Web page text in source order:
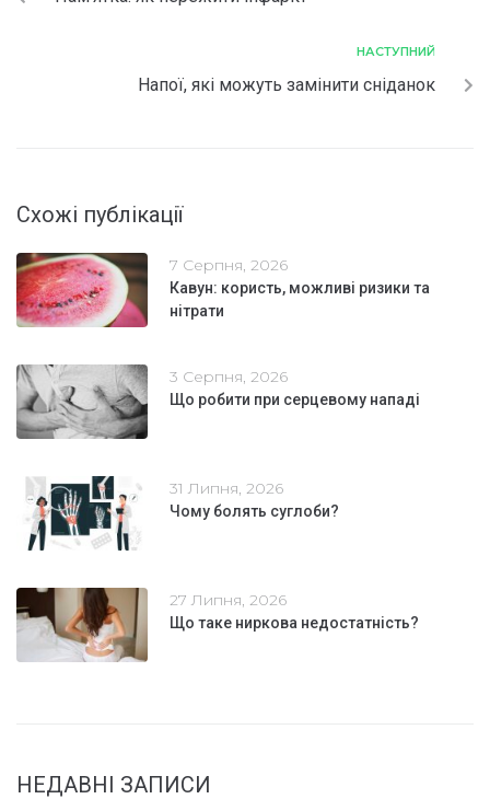
НАСТУПНИЙ
Напої, які можуть замінити сніданок
Схожі публікації
7 Серпня, 2026
Кавун: користь, можливі ризики та
нітрати
3 Серпня, 2026
Що робити при серцевому нападі
31 Липня, 2026
Чому болять суглоби?
27 Липня, 2026
Що таке ниркова недостатність?
НЕДАВНІ ЗАПИСИ